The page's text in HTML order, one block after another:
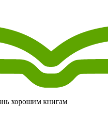
хорошим книгам